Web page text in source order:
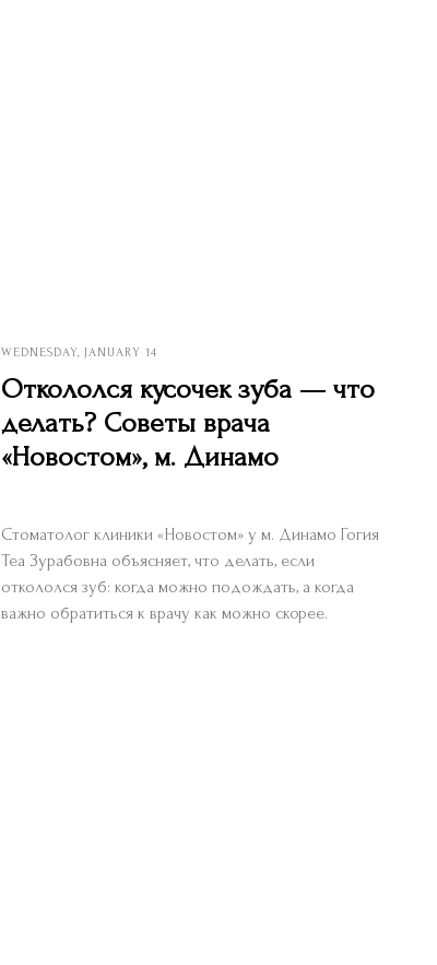
WEDNESDAY, JANUARY 14
Откололся кусочек зуба — что
делать? Советы врача
«Новостом», м. Динамо
Стоматолог клиники «Новостом» у м. Динамо Гогия
Теа Зурабовна объясняет, что делать, если
откололся зуб: когда можно подождать, а когда
важно обратиться к врачу как можно скорее.